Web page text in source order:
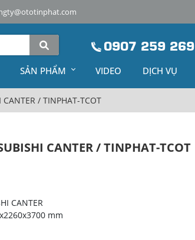
0907 259 269
SẢN PHẨM VIDEO DỊCH VỤ
CANTER / TINPHAT-TCOT
CANTER / TINPHAT-TCOT
CANTER
mm